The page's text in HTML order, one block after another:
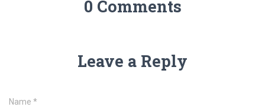
0 Comments
Leave a Reply
Name *